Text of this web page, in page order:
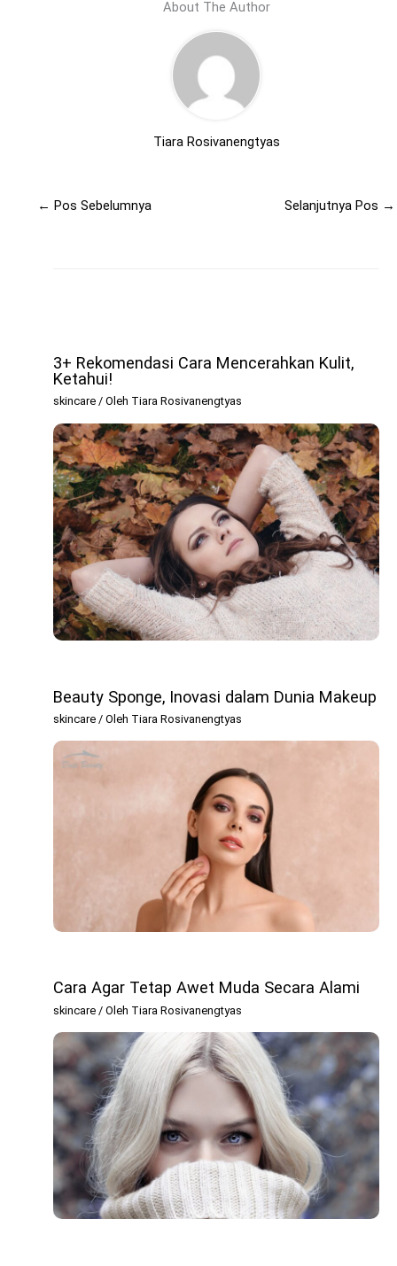
About The Author
Tiara Rosivanengtyas
← Pos Sebelumnya Selanjutnya Pos →
3+ Rekomendasi Cara Mencerahkan Kulit,
Ketahui!
skincare / Oleh Tiara Rosivanengtyas
Beauty Sponge, Inovasi dalam Dunia Makeup
skincare / Oleh Tiara Rosivanengtyas
Cara Agar Tetap Awet Muda Secara Alami
skincare / Oleh Tiara Rosivanengtyas